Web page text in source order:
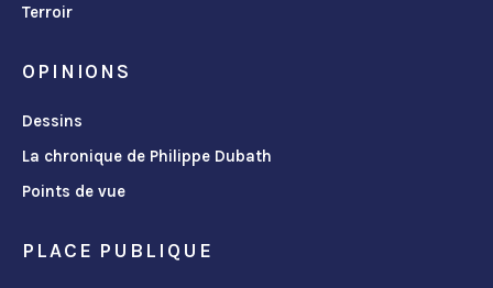
Terroir
OPINIONS
Dessins
La chronique de Philippe Dubath
Points de vue
PLACE PUBLIQUE